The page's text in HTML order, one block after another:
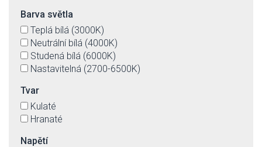
Barva světla
Teplá bílá (3000K)
Neutrální bílá (4000K)
Studená bílá (6000K)
Nastavitelná (2700-6500K)
Tvar
Kulaté
Hranaté
Napětí